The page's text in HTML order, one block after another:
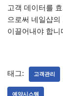
고객 데이터를
으로써 네일샵
이끌어내야 합니
태그: 고객관리
예약시스템